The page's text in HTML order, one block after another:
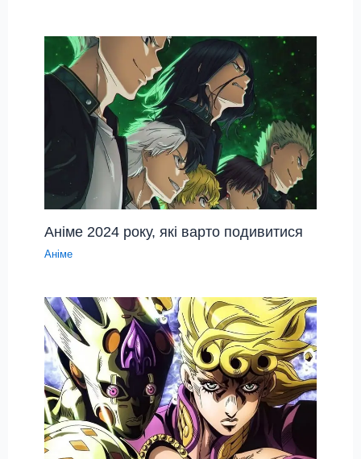
Аніме 2024 року, які варто подивитися
Аніме